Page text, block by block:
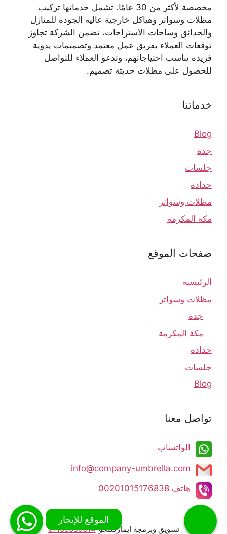
مخصصة لأكثر من 30 عامًا. تشمل خدماتها تركيب
مظلات وسواتر وهياكل خارجية عالية الجودة للمنازل
والحدائق وساحات الاستراحات. تضمن الشركة تجاوز
توقعات العملاء بفريق عمل معتمد وتصميمات يدوية
فريدة تناسب احتياجاتهم، وتدعو العملاء للتواصل
للحصول على مظلات حديثة تصميم.
خدماتنا
Blog
جدة
جلسات
حدادة
مظلات وسواتر
مكة المكرمة
صفحات الموقع
الرئيسية
مظلات وسواتر
جدة
مكة المكرمة
حدادة
جلسات
Blog
تواصل معنا
الواتساب
info@company-umbrella.com​​​​
هاتف 00201015176838​
تسويق وبرمجة ايماركتنجو 01155099014